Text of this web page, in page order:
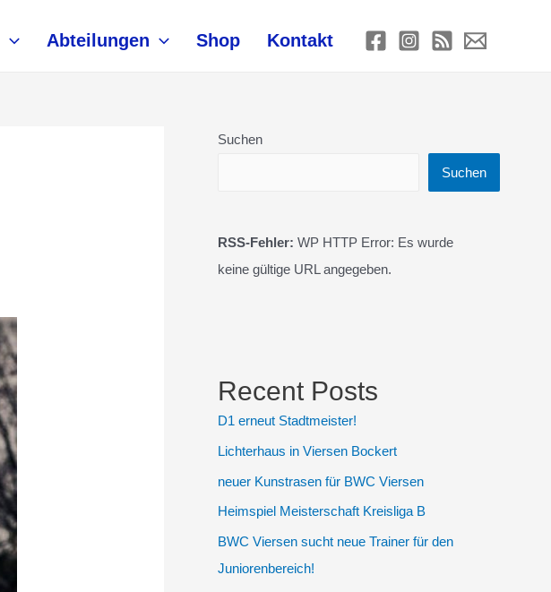
Abteilungen Shop Kontakt
Suchen
Suchen
RSS-Fehler: WP HTTP Error: Es wurde
keine gültige URL angegeben.
Recent Posts
D1 erneut Stadtmeister!
Lichterhaus in Viersen Bockert
neuer Kunstrasen für BWC Viersen
Heimspiel Meisterschaft Kreisliga B
BWC Viersen sucht neue Trainer für den
Juniorenbereich!